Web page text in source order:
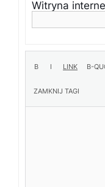
Witryna